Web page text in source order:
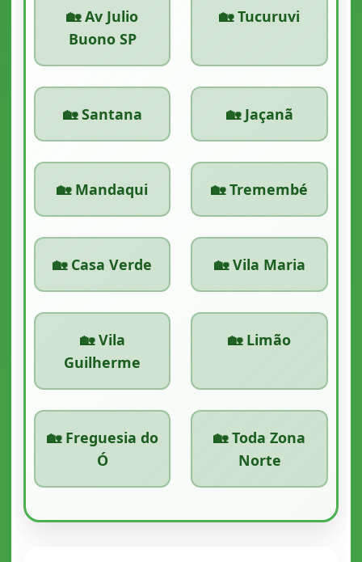
🏡 Av Julio
Buono SP
🏡 Tucuruvi
🏡 Santana 🏡 Jaçanã
🏡 Mandaqui 🏡 Tremembé
🏡 Casa Verde 🏡 Vila Maria
🏡 Vila
Guilherme
🏡 Limão
🏡 Freguesia do
Ó
🏡 Toda Zona
Norte